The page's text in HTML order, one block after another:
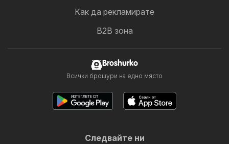
Как да рекламирате
B2B зона
Broshurko
Всички брошури на едно място
Следвайте ни